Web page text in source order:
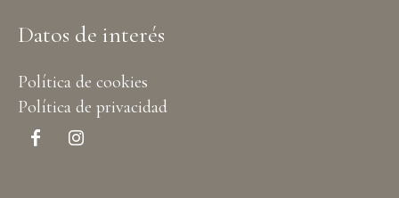
Datos de interés
Política de cookies
Política de privacidad